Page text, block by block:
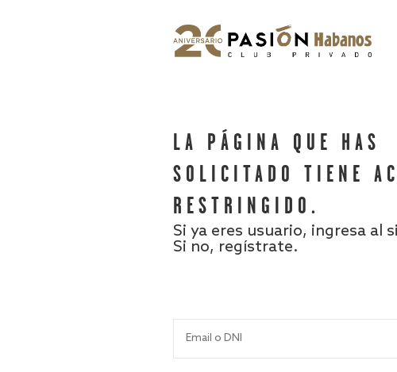
LA PÁGINA QUE HAS
SOLICITADO TIENE
RESTRINGIDO.
Si ya eres usuario, ingresa al
Si no, regístrate.